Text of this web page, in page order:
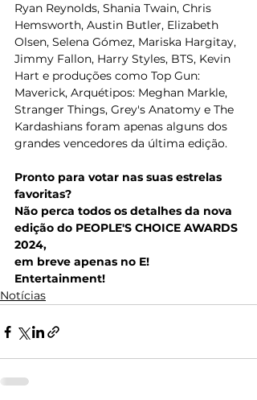
Ryan Reynolds, Shania Twain, Chris
Hemsworth, Austin Butler, Elizabeth
Olsen, Selena Gómez, Mariska Hargitay,
Jimmy Fallon, Harry Styles, BTS, Kevin
Hart e produções como Top Gun:
Maverick, Arquétipos: Meghan Markle,
Stranger Things, Grey's Anatomy e The
Kardashians foram apenas alguns dos
grandes vencedores da última edição.
Pronto para votar nas suas estrelas
favoritas?
Não perca todos os detalhes da nova
edição do PEOPLE'S CHOICE AWARDS
2024,
em breve apenas no E!
Entertainment!
Notícias